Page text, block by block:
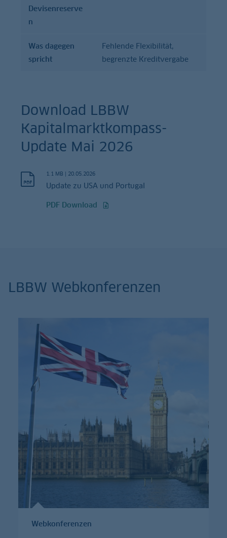
Devisenreserve
n
Was dagegen
spricht
Fehlende Flexibilität,
begrenzte Kreditvergabe
Download LBBW
Kapitalmarktkompass-
Update Mai 2026
1.1 MB | 20.05.2026
Update zu USA und Portugal
PDF Download
LBBW Webkonferenzen
Webkonferenzen